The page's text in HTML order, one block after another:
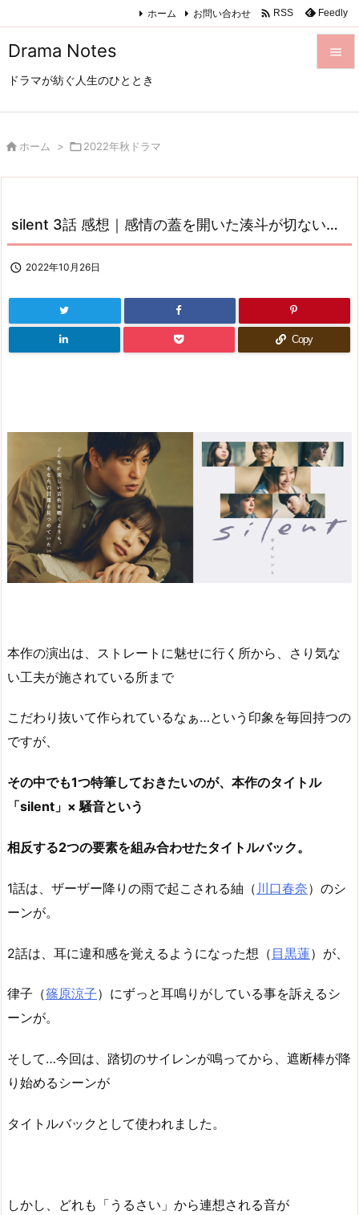
Drama Notes
ドラマが紡ぐ人生のひととき

次へ

ホーム お問い合わせ  RSS Feedly
 ホーム > 2022年秋ドラマ
silent 3話 感想｜感情の蓋を開いた湊斗が切ない…
 2022年10月26日
Copy
本作の演出は、ストレートに魅せに行く所から、さり気な
い工夫が施されている所まで
こだわり抜いて作られているなぁ…という印象を毎回持つの
ですが、
その中でも1つ特筆しておきたいのが、本作のタイトル
「silent」× 騒音という
相反する2つの要素を組み合わせたタイトルバック。
1話は、ザーザー降りの雨で起こされる紬（ 川口春奈）のシ
ーンが。
2話は、耳に違和感を覚えるようになった想（ 目黒蓮）が、
律子（篠原涼子）にずっと耳鳴りがしている事を訴えるシ
ーンが。
そして…今回は、踏切のサイレンが鳴ってから、遮断棒が降
り始めるシーンが
タイトルバックとして使われました。
しかし、どれも「うるさい」から連想される音が